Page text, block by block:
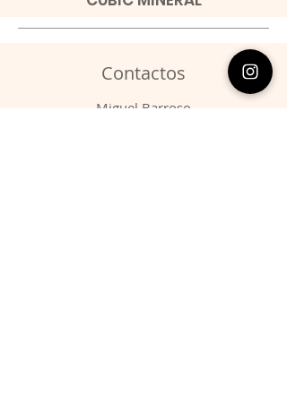
Contactos
​Miguel Barroso